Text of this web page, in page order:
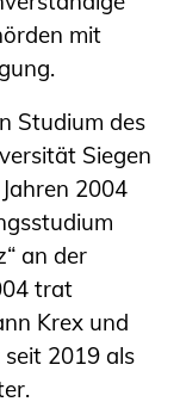
mit
Studium des
Siegen
2004
an der
trat
Krex und
2019 als